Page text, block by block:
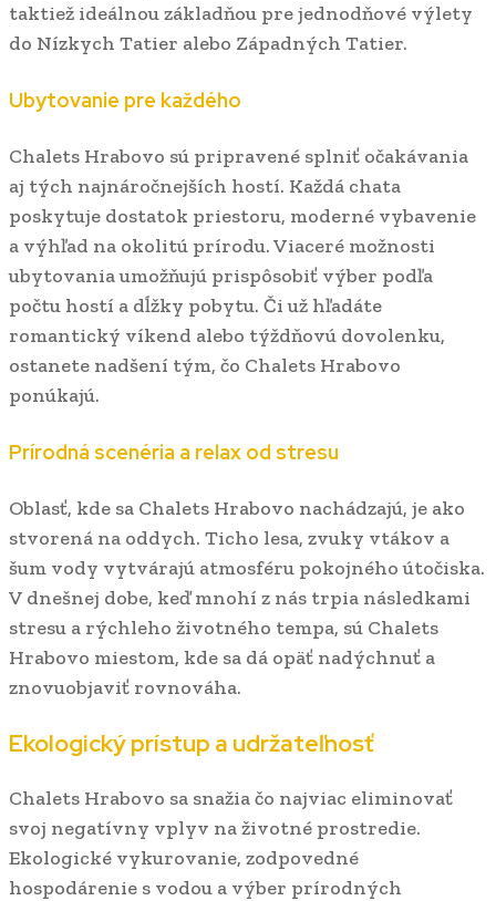
taktiež ideálnou základňou pre jednodňové výlety
do Nízkych Tatier alebo Západných Tatier.
Ubytovanie pre každého
Chalets Hrabovo sú pripravené splniť očakávania
aj tých najnáročnejších hostí. Každá chata
poskytuje dostatok priestoru, moderné vybavenie
a výhľad na okolitú prírodu. Viaceré možnosti
ubytovania umožňujú prispôsobiť výber podľa
počtu hostí a dĺžky pobytu. Či už hľadáte
romantický víkend alebo týždňovú dovolenku,
ostanete nadšení tým, čo Chalets Hrabovo
ponúkajú.
Prírodná scenéria a relax od stresu
Oblasť, kde sa Chalets Hrabovo nachádzajú, je ako
stvorená na oddych. Ticho lesa, zvuky vtákov a
šum vody vytvárajú atmosféru pokojného útočiska.
V dnešnej dobe, keď mnohí z nás trpia následkami
stresu a rýchleho životného tempa, sú Chalets
Hrabovo miestom, kde sa dá opäť nadýchnuť a
znovuobjaviť rovnováha.
Ekologický prístup a udržateľnosť
Chalets Hrabovo sa snažia čo najviac eliminovať
svoj negatívny vplyv na životné prostredie.
Ekologické vykurovanie, zodpovedné
hospodárenie s vodou a výber prírodných